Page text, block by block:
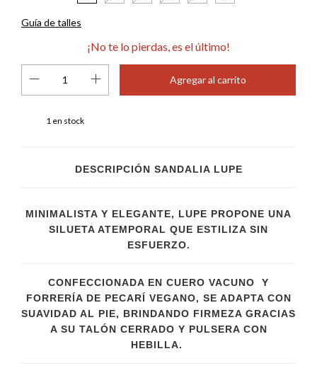
Guía de talles
¡No te lo pierdas, es el último!
1 en stock
DESCRIPCIÓN SANDALIA LUPE
MINIMALISTA Y ELEGANTE, LUPE PROPONE UNA
SILUETA ATEMPORAL QUE ESTILIZA SIN
ESFUERZO.
CONFECCIONADA EN CUERO VACUNO Y
FORRERÍA DE PECARÍ VEGANO, SE ADAPTA CON
SUAVIDAD AL PIE, BRINDANDO FIRMEZA GRACIAS
A SU TALÓN CERRADO Y PULSERA CON
HEBILLA.